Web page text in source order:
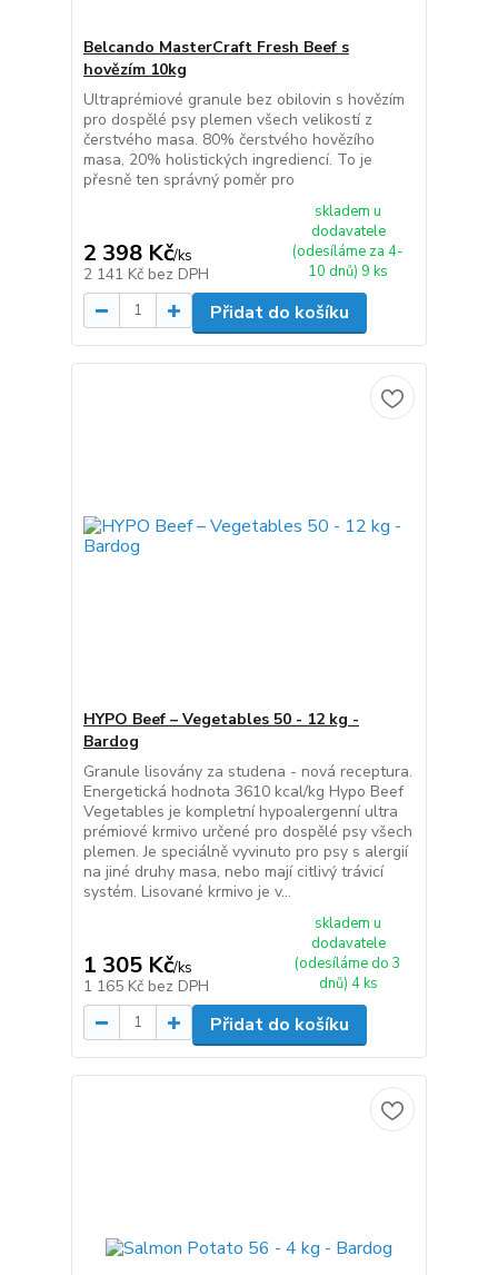
Belcando MasterCraft Fresh Beef s
hovězím 10kg
Ultraprémiové granule bez obilovin s hovězím
pro dospělé psy plemen všech velikostí z
čerstvého masa. 80% čerstvého hovězího
masa, 20% holistických ingrediencí. To je
přesně ten správný poměr pro
2 398 Kč/ks
2 141 Kč bez DPH
skladem u
dodavatele
(odesíláme za 4-
10 dnů) 9 ks
Přidat do košíku
HYPO Beef – Vegetables 50 - 12 kg -
Bardog
Granule lisovány za studena - nová receptura.
Energetická hodnota 3610 kcal/kg Hypo Beef
Vegetables je kompletní hypoalergenní ultra
prémiové krmivo určené pro dospělé psy všech
plemen. Je speciálně vyvinuto pro psy s alergií
na jiné druhy masa, nebo mají citlivý trávicí
systém. Lisované krmivo je v...
1 305 Kč/ks
1 165 Kč bez DPH
skladem u
dodavatele
(odesíláme do 3
dnů) 4 ks
Přidat do košíku